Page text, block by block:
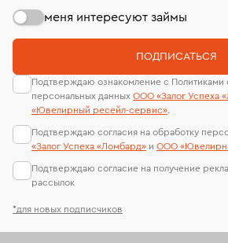
*для новых подписчиков
меня интересуют займы
ПОДПИСАТЬСЯ
Подтверждаю ознакомление с Политиками
персональных данных ООО «Залог Успеха
«Ювелирный ресейл-сервиc».
Подтверждаю согласия на обработку
«Залог Успеха «Ломбард» и ООО
Подтверждаю согласие на получение
рассылок